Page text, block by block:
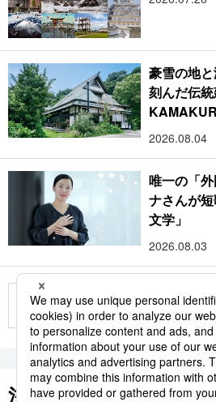
豪雪の地
刻んだ伝
2026.08.04
唯一の「
ナさんが
文学」
2026.08.03
もっと見る
注目のキーワード